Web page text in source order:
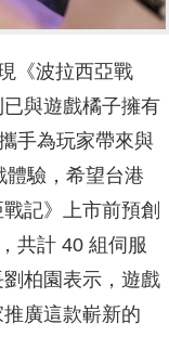
《波拉西亞戰
與遊戲橘子擁有
手為玩家帶來與
體驗，希望台港
記》上市前預創
共計 40 組伺服
柏園表示，遊戲
廣這款嶄新的